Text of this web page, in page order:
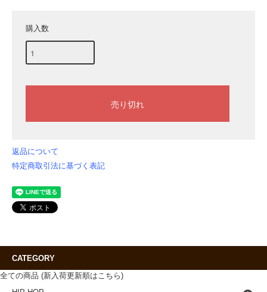
購入数
返品について
特定商取引法に基づく表記
CATEGORY
全ての商品 (新入荷更新順はこちら)